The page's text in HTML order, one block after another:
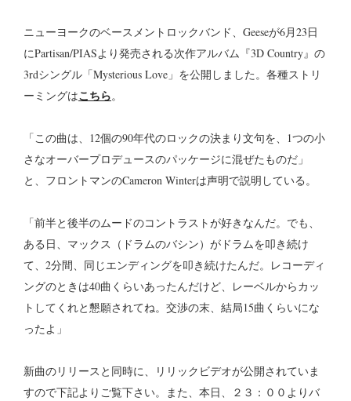
ニューヨークのベースメントロックバンド、Geeseが6月23日
にPartisan/PIASより発売される次作アルバム『3D Country』の
3rdシングル「Mysterious Love」を公開しました。各種ストリ
ーミングはこちら。
「この曲は、12個の90年代のロックの決まり文句を、1つの小
さなオーバープロデュースのパッケージに混ぜたものだ」
と、フロントマンのCameron Winterは声明で説明している。
「前半と後半のムードのコントラストが好きなんだ。でも、
ある日、マックス（ドラムのバシン）がドラムを叩き続け
て、2分間、同じエンディングを叩き続けたんだ。レコーディ
ングのときは40曲くらいあったんだけど、レーベルからカッ
トしてくれと懇願されてね。交渉の末、結局15曲くらいにな
ったよ」
新曲のリリースと同時に、リリックビデオが公開されていま
すので下記よりご覧下さい。また、本日、２３：００よりバ